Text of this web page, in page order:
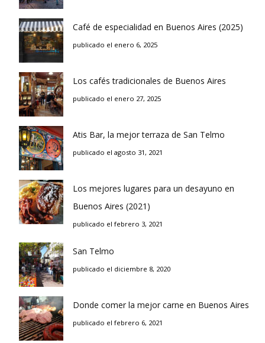
Café de especialidad en Buenos Aires (2025)
publicado el enero 6, 2025
Los cafés tradicionales de Buenos Aires
publicado el enero 27, 2025
Atis Bar, la mejor terraza de San Telmo
publicado el agosto 31, 2021
Los mejores lugares para un desayuno en
Buenos Aires (2021)
publicado el febrero 3, 2021
San Telmo
publicado el diciembre 8, 2020
Donde comer la mejor carne en Buenos Aires
publicado el febrero 6, 2021